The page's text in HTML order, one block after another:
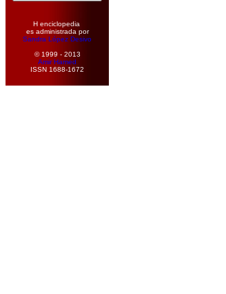
H enciclopedia
es administrada por
Sandra López Desivo
© 1999 - 2013
Amir Hamed
ISSN 1688-1672